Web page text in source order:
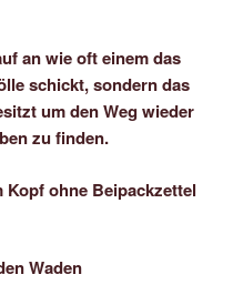
an wie oft einem das
schickt, sondern das
um den Weg wieder
zu finden.
ohne Beipackzettel
Waden